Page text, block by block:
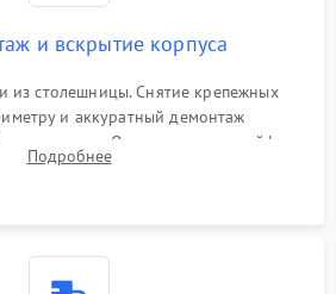
и вскрытие корпуса
из столешницы. Снятие крепежных
и аккуратный демонтаж
поверхности. Отсоединение шлейфов
доступа к силовым платам, катушкам
Подробнее